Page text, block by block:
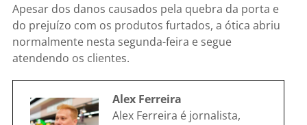
Apesar dos danos causados pela quebra da porta e
do prejuízo com os produtos furtados, a ótica abriu
normalmente nesta segunda-feira e segue
atendendo os clientes.
Alex Ferreira
Alex Ferreira é jornalista,